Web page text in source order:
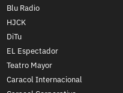
Blu Radio
HJCK
DiTu
EL Espectador
Teatro Mayor
Caracol Internacional